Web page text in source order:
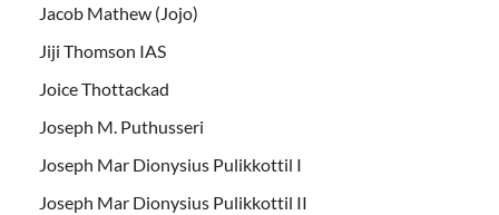
Jacob Mathew (Jojo)
Jiji Thomson IAS
Joice Thottackad
Joseph M. Puthusseri
Joseph Mar Dionysius Pulikkottil I
Joseph Mar Dionysius Pulikkottil II